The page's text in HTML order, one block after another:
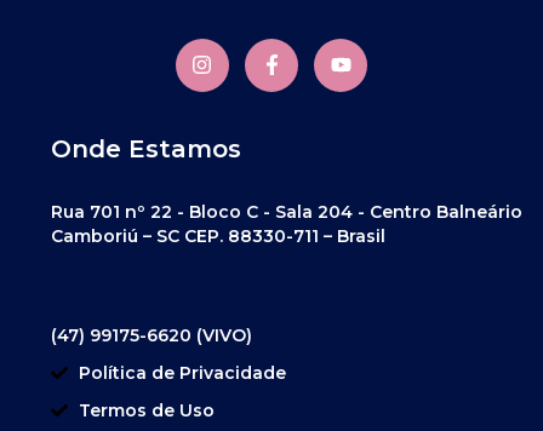
Onde Estamos
Rua 701 nº 22 - Bloco C - Sala 204 - Centro Balneário
Camboriú – SC CEP. 88330-711 – Brasil
(47) 99175-6620 (VIVO)
Política de Privacidade
Termos de Uso